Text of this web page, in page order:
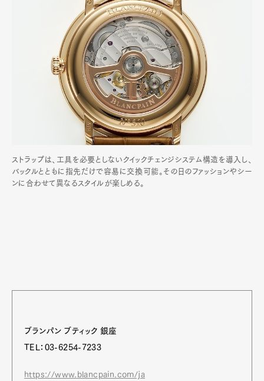
ストラップは、工具を必要としないクイックチェンジシステム構造を導入し、
バックルとともに指先だけで容易に交換可能。その日のファッションやシー
ンに合わせて異なるスタイルが楽しめる。
ブランパン ブティック 銀座
TEL：03-6254-7233
https://www.blancpain.com/ja